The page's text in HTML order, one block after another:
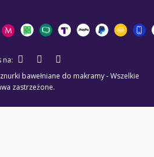
bawełniane do makramy - Wszelkie
zastrzeżone.
na: